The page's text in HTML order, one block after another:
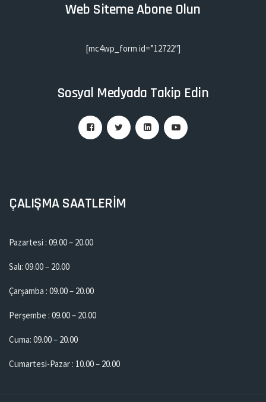
Web Siteme Abone Olun
[mc4wp_form id=”12722″]
Sosyal Medyada Takip Edin
ÇALIŞMA SAATLERİM
Pazartesi : 09.00 – 20.00
Salı: 09.00 – 20.00
Çarşamba : 09.00 – 20.00
Perşembe : 09.00 – 20.00
Cuma: 09.00 – 20.00
Cumartesi-Pazar : 10.00 – 20.00